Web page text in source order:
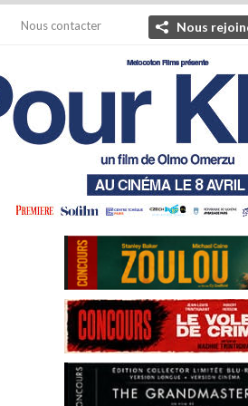
Nous contacter Nous